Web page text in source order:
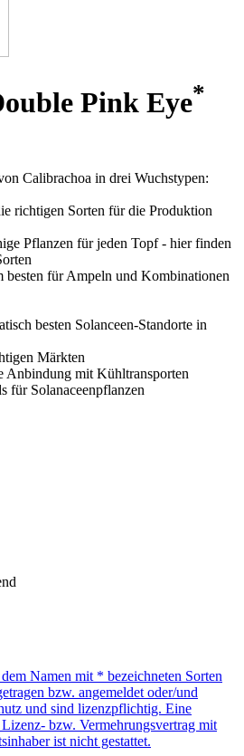
Pink Eye*
Calibrachoa in drei Wuchstypen:
richtigen Sorten für die Produktion
Pflanzen für jeden Topf - hier finden
besten für Ampeln und Kombinationen
besten Solanceen-Standorte in
Märkten
Anbindung mit Kühltransporten
für Solanaceenpflanzen
Namen mit * bezeichneten Sorten
bzw. angemeldet oder/und
und sind lizenzpflichtig. Eine
bzw. Vermehrungsvertrag mit
ist nicht gestattet.